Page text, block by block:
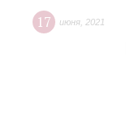
17 июня 2021